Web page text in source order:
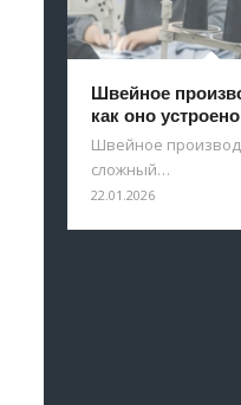
Швейное
как оно устроено
Швейное
сложный…
22.01.2026